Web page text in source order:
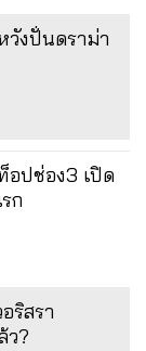
งปั่นดราม่า
อปช่อง3 เปิด
ก
ริสรา
ว?